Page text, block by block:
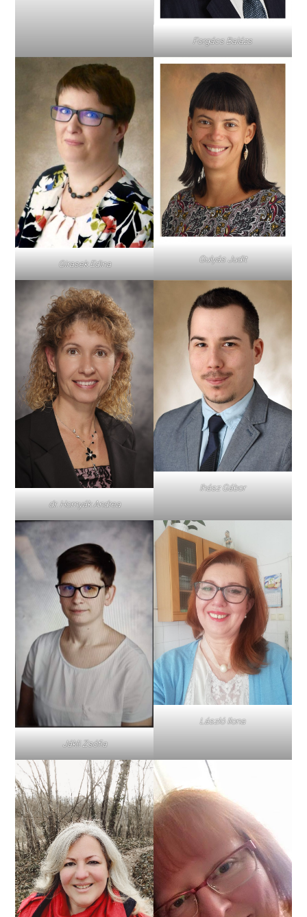
Forgács Balázs
Girasek Edina Gulyás Judit
dr. Hornyák Andrea
Ihász Gábor
Jákli Zsófia
László Ilona